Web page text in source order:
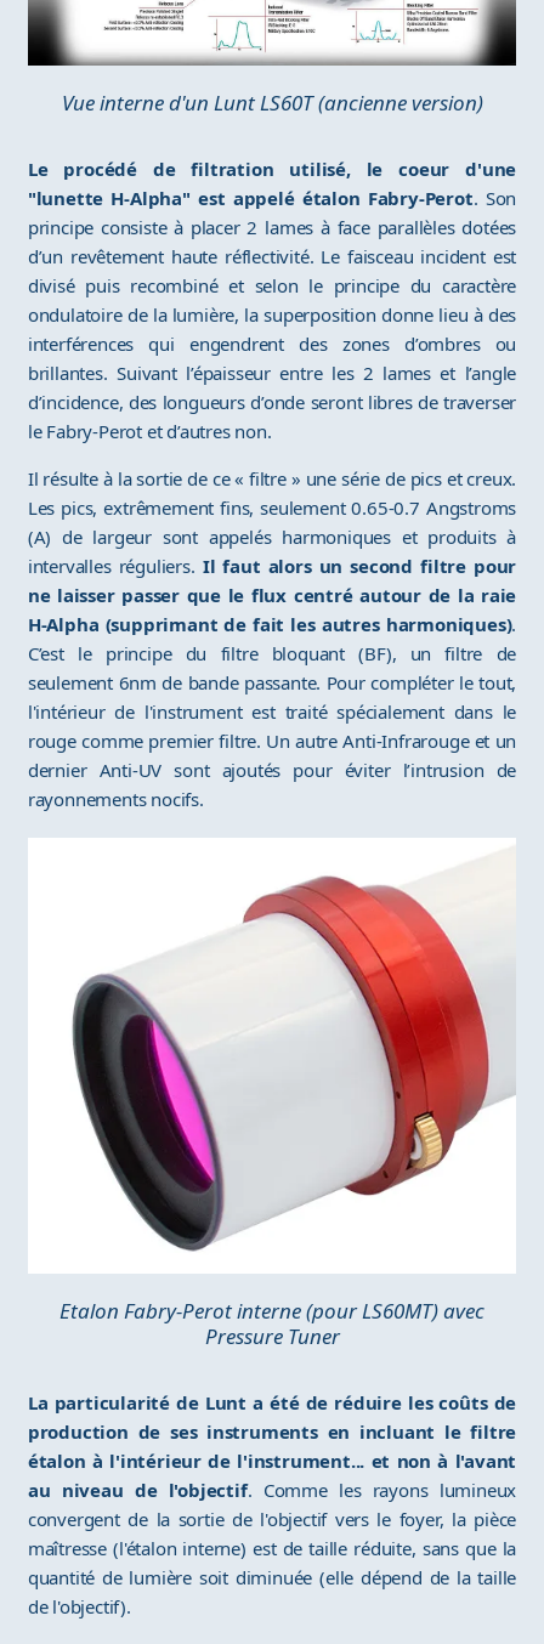
Vue interne d'un Lunt LS60T (ancienne version)
Le procédé de filtration utilisé, le coeur d'une
"lunette H-Alpha" est appelé étalon Fabry-Perot. Son
principe consiste à placer 2 lames à face parallèles dotées
d’un revêtement haute réflectivité. Le faisceau incident est
divisé puis recombiné et selon le principe du caractère
ondulatoire de la lumière, la superposition donne lieu à des
interférences qui engendrent des zones d’ombres ou
brillantes. Suivant l’épaisseur entre les 2 lames et l’angle
d’incidence, des longueurs d’onde seront libres de traverser
le Fabry-Perot et d’autres non.
Il résulte à la sortie de ce « filtre » une série de pics et creux.
Les pics, extrêmement fins, seulement 0.65-0.7 Angstroms
(A) de largeur sont appelés harmoniques et produits à
intervalles réguliers. Il faut alors un second filtre pour
ne laisser passer que le flux centré autour de la raie
H-Alpha (supprimant de fait les autres harmoniques).
C’est le principe du filtre bloquant (BF), un filtre de
seulement 6nm de bande passante. Pour compléter le tout,
l'intérieur de l'instrument est traité spécialement dans le
rouge comme premier filtre. Un autre Anti-Infrarouge et un
dernier Anti-UV sont ajoutés pour éviter l’intrusion de
rayonnements nocifs.
Etalon Fabry-Perot interne (pour LS60MT) avec
Pressure Tuner
La particularité de Lunt a été de réduire les coûts de
production de ses instruments en incluant le filtre
étalon à l'intérieur de l'instrument... et non à l'avant
au niveau de l'objectif. Comme les rayons lumineux
convergent de la sortie de l'objectif vers le foyer, la pièce
maîtresse (l'étalon interne) est de taille réduite, sans que la
quantité de lumière soit diminuée (elle dépend de la taille
de l'objectif).